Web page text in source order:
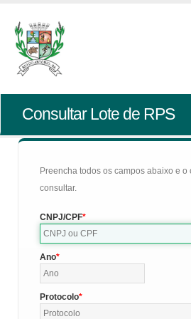
Consultar Lote de RPS
Preencha todos os campos abaixo e
consultar.
CNPJ/CPF
Ano
Protocolo